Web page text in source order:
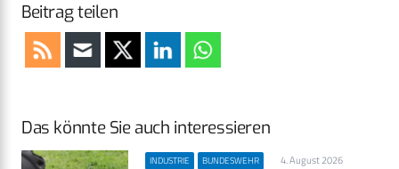
Beitrag teilen
Das könnte Sie auch interessieren
INDUSTRIE BUNDESWEHR 4. August 2026